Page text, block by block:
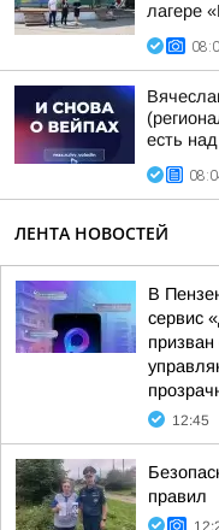
лагере
есть
ЛЕНТА НОВОСТЕЙ
В
сервис
12:45
правил